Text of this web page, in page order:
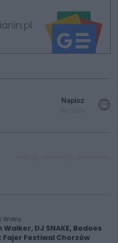
Napisz
Wolny
Walker, DJ SNAKE, Bedoes
Fajer Festiwal Chorzów